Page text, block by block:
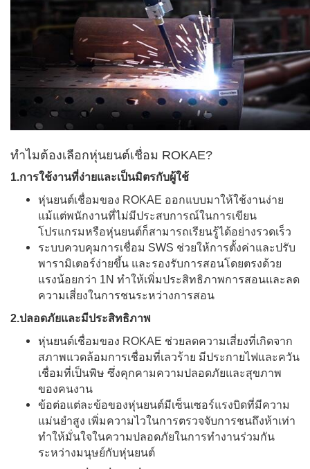
ทำไมต้องเลือกหุ่นยนต์เชื่อม ROKAE?
1.การใช้งานที่ง่ายและเป็นมิตรกับผู้ใช้
หุ่นยนต์เชื่อมของ ROKAE ออกแบบมาให้ใช้งานง่าย
แม้แต่พนักงานที่ไม่มีประสบการณ์ในการเขียน
โปรแกรมหรือหุ่นยนต์ก็สามารถเรียนรู้ได้อย่างรวดเร็ว
ระบบควบคุมการเชื่อม SWS ช่วยให้การตั้งค่าและปรับ
พารามิเตอร์ง่ายขึ้น และรองรับการสอนโดยตรงด้วย
แรงน้อยกว่า 1N ทำให้เพิ่มประสิทธิภาพการสอนและลด
ความเสี่ยงในการชนระหว่างการสอน
2.ปลอดภัยและมีประสิทธิภาพ
หุ่นยนต์เชื่อมของ ROKAE ช่วยลดความเสี่ยงที่เกิดจาก
สภาพแวดล้อมการเชื่อมที่เลวร้าย มีประกายไฟและควัน
เชื่อมที่เป็นพิษ ซึ่งคุกคามความปลอดภัยและสุขภาพ
ของคนงาน
ข้อต่อแต่ละข้อของหุ่นยนต์มีเซ็นเซอร์แรงบิดที่มีความ
แม่นยำสูง เพิ่มความไวในการตรวจจับการชนถึงห้าเท่า
ทำให้มั่นใจในความปลอดภัยในการทำงานร่วมกัน
ระหว่างมนุษย์กับหุ่นยนต์